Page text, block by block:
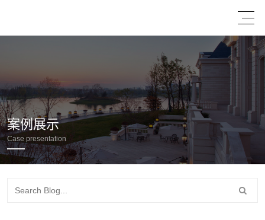
案例展示
Case presentation